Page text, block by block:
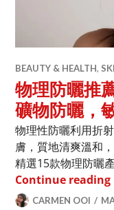
BEAUTY & HEALTH,
物理防曬推
礦物防曬，
物理性防曬利用折
膚，質地清爽溫和
精選15款物理防曬
Continue reading
CARMEN OOI